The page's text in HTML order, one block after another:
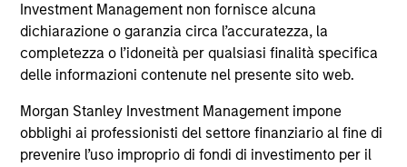
Investment Management non fornisce alcuna
dichiarazione o garanzia circa l’accuratezza, la
completezza o l’idoneità per qualsiasi finalità specifica
delle informazioni contenute nel presente sito web.
Morgan Stanley Investment Management impone
obblighi ai professionisti del settore finanziario al fine di
prevenire l’uso improprio di fondi di investimento per il
estate continues to offer attractive relative
value, supported by a 25% repricing, durable
income streams, and constrained supply. In
this environment, diversified portfolios and
7-AGO-2026